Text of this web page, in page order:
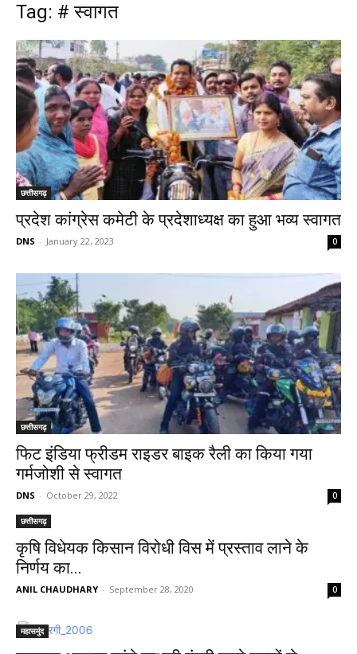
Tag: # स्वागत
छत्तीसगढ़
प्रदेश कांग्रेस कमेटी के प्रदेशाध्यक्ष का हुआ भव्य स्वागत
DNS - January 22, 2023 0
छत्तीसगढ़
फिट इंडिया फ्रीडम राइडर बाइक रैली का किया गया
गर्मजोशी से स्वागत
DNS - October 29, 2022 0
छत्तीसगढ़
कृषि विधेयक किसान विरोधी विस में प्रस्ताव लाने के
निर्णय का...
ANIL CHAUDHARY - September 28, 2020 0
महासमुंद